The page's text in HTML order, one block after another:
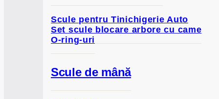
Scule pentru Tinichigerie Auto
Set scule blocare arbore cu came
O-ring-uri
Scule de mână